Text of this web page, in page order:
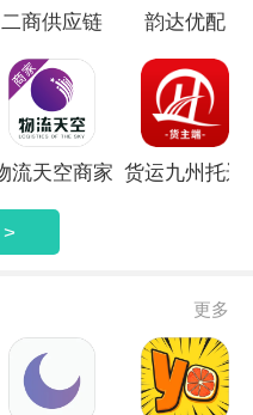
二商供应链 韵达优配
流天空商家 货运九州托运
更多